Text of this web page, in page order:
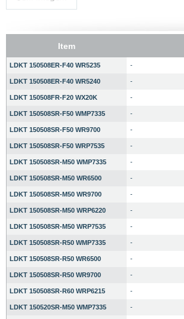
Item
LDKT 150508ER-F40 WR5235 -
LDKT 150508ER-F40 WR5240 -
LDKT 150508FR-F20 WX20K -
LDKT 150508SR-F50 WMP7335 -
LDKT 150508SR-F50 WR9700 -
LDKT 150508SR-F50 WRP7535 -
LDKT 150508SR-M50 WMP7335 -
LDKT 150508SR-M50 WR6500 -
LDKT 150508SR-M50 WR9700 -
LDKT 150508SR-M50 WRP6220 -
LDKT 150508SR-M50 WRP7535 -
LDKT 150508SR-R50 WMP7335 -
LDKT 150508SR-R50 WR6500 -
LDKT 150508SR-R50 WR9700 -
LDKT 150508SR-R60 WRP6215 -
LDKT 150520SR-M50 WMP7335 -